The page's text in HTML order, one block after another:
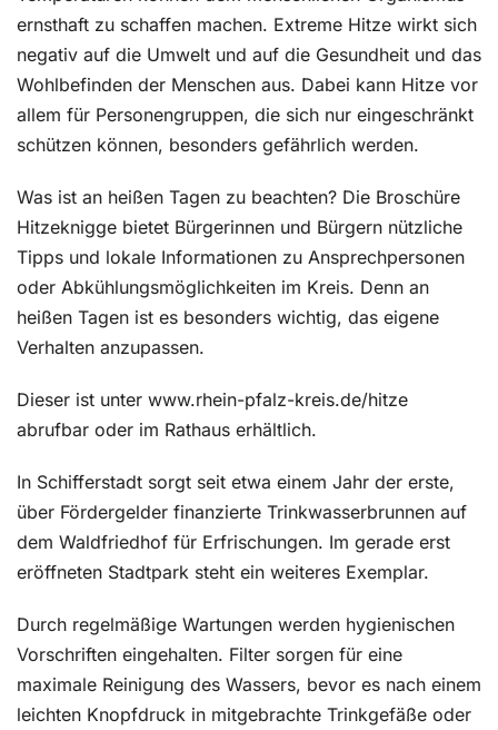
ernsthaft zu schaffen machen. Extreme Hitze wirkt sich
negativ auf die Umwelt und auf die Gesundheit und das
Wohlbefinden der Menschen aus. Dabei kann Hitze vor
allem für Personengruppen, die sich nur eingeschränkt
schützen können, besonders gefährlich werden.
Was ist an heißen Tagen zu beachten? Die Broschüre
Hitzeknigge bietet Bürgerinnen und Bürgern nützliche
Tipps und lokale Informationen zu Ansprechpersonen
oder Abkühlungsmöglichkeiten im Kreis. Denn an
heißen Tagen ist es besonders wichtig, das eigene
Verhalten anzupassen.
Dieser ist unter www.rhein-pfalz-kreis.de/hitze
abrufbar oder im Rathaus erhältlich.
In Schifferstadt sorgt seit etwa einem Jahr der erste,
über Fördergelder finanzierte Trinkwasserbrunnen auf
dem Waldfriedhof für Erfrischungen. Im gerade erst
eröffneten Stadtpark steht ein weiteres Exemplar.
Durch regelmäßige Wartungen werden hygienischen
Vorschriften eingehalten. Filter sorgen für eine
maximale Reinigung des Wassers, bevor es nach einem
leichten Knopfdruck in mitgebrachte Trinkgefäße oder